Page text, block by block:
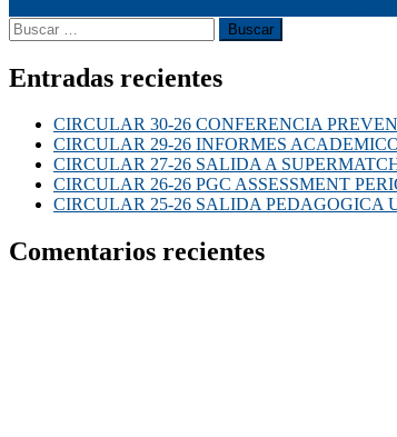
Entradas recientes
CIRCULAR 30-26 CONFERENCIA
CIRCULAR 29-26 INFORMES
CIRCULAR 27-26 SALIDA A
CIRCULAR 26-26 PGC ASSESSMENT
CIRCULAR 25-26 SALIDA PEDAGOGICA
Comentarios recientes